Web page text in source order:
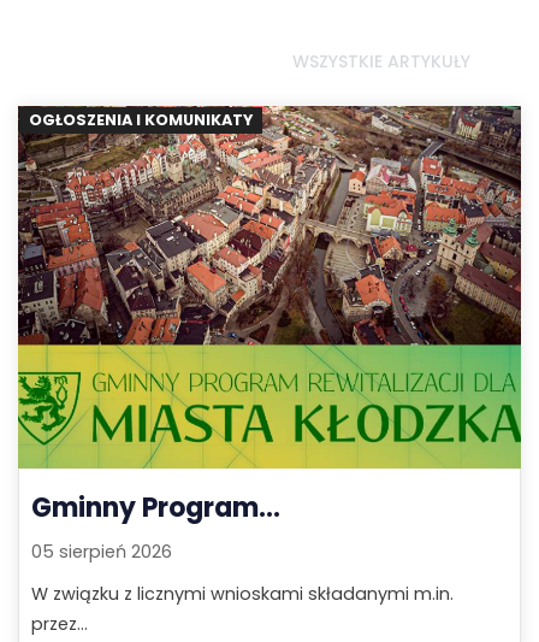
WSZYSTKIE ARTYKUŁY
OGŁOSZENIA I KOMUNIKATY
Gminny Program...
05 sierpień 2026
W związku z licznymi wnioskami składanymi m.in.
przez...